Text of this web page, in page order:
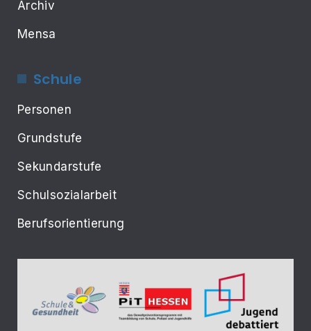
Archiv
Mensa
Schule
Personen
Grundstufe
Sekundarstufe
Schulsozialarbeit
Berufsorientierung